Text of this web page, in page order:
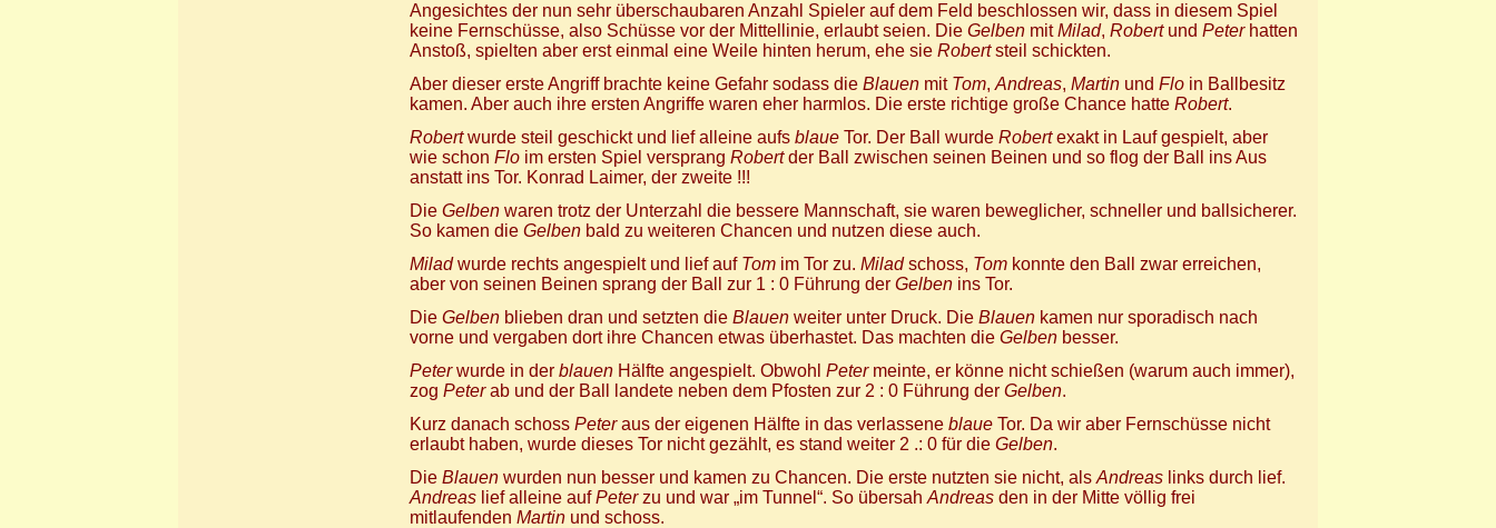
Angesichtes der nun sehr überschaubaren Anzahl Spieler auf dem Feld beschlossen wir, dass in diesem Spiel
keine Fernschüsse, also Schüsse vor der Mittellinie, erlaubt seien. Die Gelben mitMilad, Robertund Peterhatten
Anstoß, spielten aber erst einmal eine Weile hinten herum, ehe sie Robertsteil schickten.
Aber dieser erste Angriff brachte keine Gefahr sodass die Blauen mit Tom, Andreas, Martin und Flo in Ballbesitz
kamen. Aber auch ihre ersten Angriffe waren eher harmlos. Die erste richtige große Chance hatte Robert.
Robertwurde steil geschickt und lief alleine aufs blaue Tor. Der Ball wurde Robertexakt in Lauf gespielt, aber
wie schon Flo im ersten Spiel versprang Robertder Ball zwischen seinen Beinen und so flog der Ball ins Aus
anstatt ins Tor. Konrad Laimer, der zweite !!!
Die Gelben waren trotz der Unterzahl die bessere Mannschaft, sie waren beweglicher, schneller und ballsicherer.
So kamen die Gelben bald zu weiteren Chancen und nutzen diese auch.
Miladwurde rechts angespielt und lief auf Tom im Tor zu. Miladschoss, Tom konnte den Ball zwar erreichen,
aber von seinen Beinen sprang der Ball zur 1 : 0 Führung der Gelben ins Tor.
Die Gelben blieben dran und setzten die Blauen weiter unter Druck. Die Blauen kamen nur sporadisch nach
vorne und vergaben dort ihre Chancen etwas überhastet. Das machten die Gelben besser.
Peterwurde in der blauen Hälfte angespielt. Obwohl Petermeinte, er könne nicht schießen (warum auch immer),
zog Peterab und der Ball landete neben dem Pfosten zur 2 : 0 Führung der Gelben.
Kurz danach schoss Peteraus der eigenen Hälfte in das verlassene blaue Tor. Da wir aber Fernschüsse nicht
erlaubt haben, wurde dieses Tor nicht gezählt, es stand weiter 2 .: 0 für die Gelben.
Die Blauen wurden nun besser und kamen zu Chancen. Die erste nutzten sie nicht, als Andreas links durch lief.
Andreas lief alleine aufPeterzu und war „im Tunnel“. So übersah Andreas den in der Mitte völlig frei
mitlaufenden Martin und schoss.